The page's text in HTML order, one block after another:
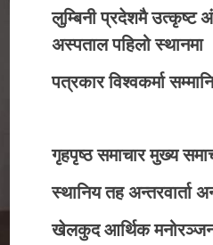
लुम्बिनी प्रदेशमै उत्कृष्ट
अस्पताल पहिलो स्थानमा
पत्रकार विश्वकर्मा
गृहपृष्ठ समाचार मुख्य
स्थानिय तह अन्तरवार्ता
खेलकुद आर्थिक